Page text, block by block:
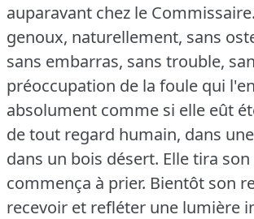
auparavant chez le Commissaire.
genoux, naturellement, sans
sans embarras, sans trouble,
préoccupation de la foule qui
absolument comme si elle eût
de tout regard humain, dans
dans un bois désert. Elle tira
commença à prier. Bientôt son
recevoir et refléter une lumière